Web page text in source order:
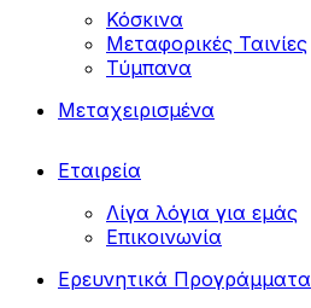
Κόσκινα
Μεταφορικές Ταινίες
Τύμπανα
Μεταχειρισμένα
Εταιρεία
Λίγα λόγια για εμάς
Επικοινωνία
Ερευνητικά Προγράμματα